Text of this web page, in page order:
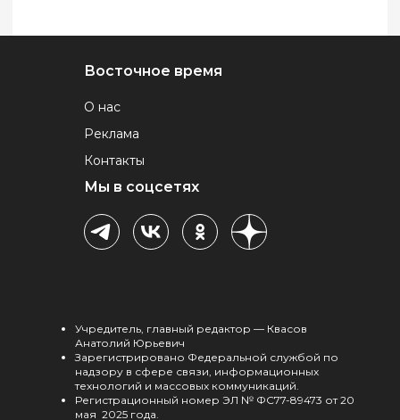
Восточное время
О нас
Реклама
Контакты
Мы в соцсетях
Учредитель, главный редактор — Квасов
Анатолий Юрьевич
Зарегистрировано Федеральной службой по
надзору в сфере связи, информационных
технологий и массовых коммуникаций.
Регистрационный номер ЭЛ № ФС77-89473 от 20
мая 2025 года.